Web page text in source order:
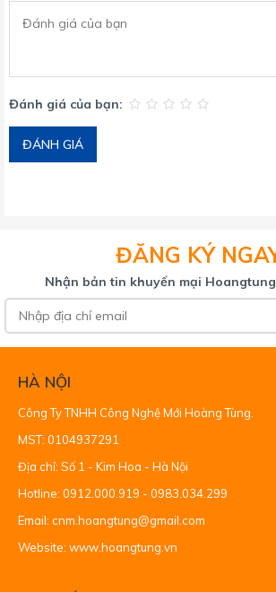
Đánh giá của bạn:
ĐÁNH GIÁ
ĐĂNG KÝ
Nhận bản tin khuyến mại
HÀ NỘI
Công Ty TNHH Công Nghệ Mới Hoàng Tùng.
MST: 0104937291
Địa chỉ: Số 1 - Kim Hoa - Hà Nội
Hotline: 0912.000.919 - 0983.034.299
Email: cnm.hoangtung@gmail.com
Website: www.hoangtung.vn